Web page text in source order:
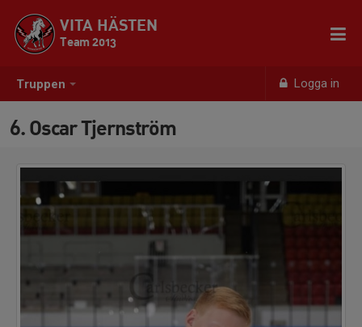
Truppen Logga in
VITA HÄSTEN
Team 2013
6. Oscar Tjernström